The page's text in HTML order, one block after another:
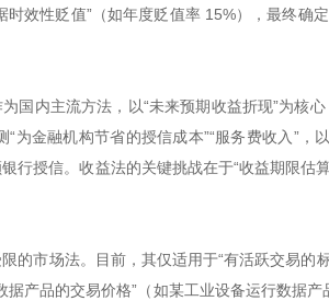
时效性贬值”（如年度贬值率 15%），最终确
国内主流方法，以“未来预期收益折现”为核
“为金融机构节省的授信成本”“服务费收入”
行授信。收益法的关键挑战在于“收益期限估
的市场法。目前，其仅适用于“有活跃交易的
据产品的交易价格”（如某工业设备运行数据